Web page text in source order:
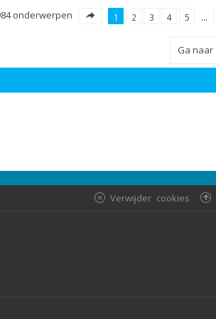
onderwerpen 1 2 3 4 5 …
Ga naar
Verwijder cookies